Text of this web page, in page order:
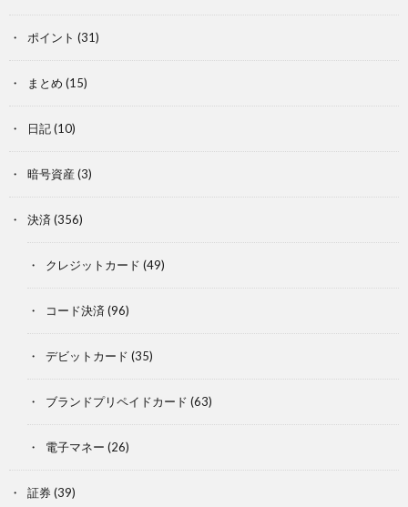
ポイント (31)
まとめ (15)
日記(10)
暗号資産 (3)
決済 (356)
クレジットカード (49)
コード決済 (96)
デビットカード (35)
ブランドプリペイドカード (63)
電子マネー (26)
証券(39)